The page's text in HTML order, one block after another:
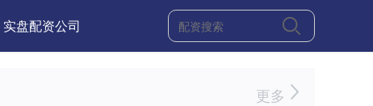
实盘配资公司
更多